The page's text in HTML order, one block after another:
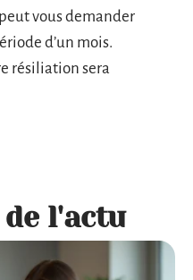
vous demander
d’un mois.
résiliation sera
l'actu